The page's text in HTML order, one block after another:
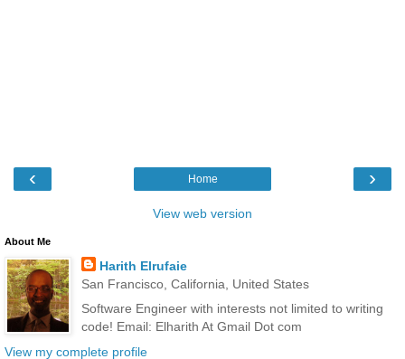
‹ ›
Home
View web version
About Me
Harith Elrufaie
San Francisco, California, United States
Software Engineer with interests not limited to writing
code! Email: Elharith At Gmail Dot com
View my complete profile